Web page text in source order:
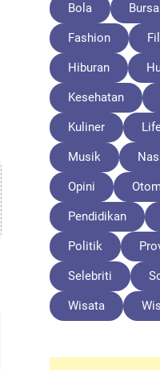
Bola Bursa
Fashion
Hiburan
Kesehatan
Kuliner
Musik
Opini
Pendidikan
Politik
Selebriti
Wisata